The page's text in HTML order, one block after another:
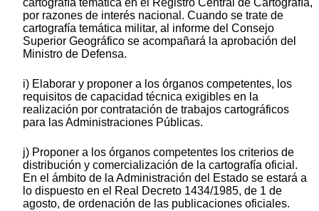
cartografía temática en el Registro Central de Cartografía,
por razones de interés nacional. Cuando se trate de
cartografía temática militar, al informe del Consejo
Superior Geográfico se acompañará la aprobación del
Ministro de Defensa.
i) Elaborar y proponer a los órganos competentes, los
requisitos de capacidad técnica exigibles en la
realización por contratación de trabajos cartográficos
para las Administraciones Públicas.
j) Proponer a los órganos competentes los criterios de
distribución y comercialización de la cartografía oficial.
En el ámbito de la Administración del Estado se estará a
lo dispuesto en el Real Decreto 1434/1985, de 1 de
agosto, de ordenación de las publicaciones oficiales.